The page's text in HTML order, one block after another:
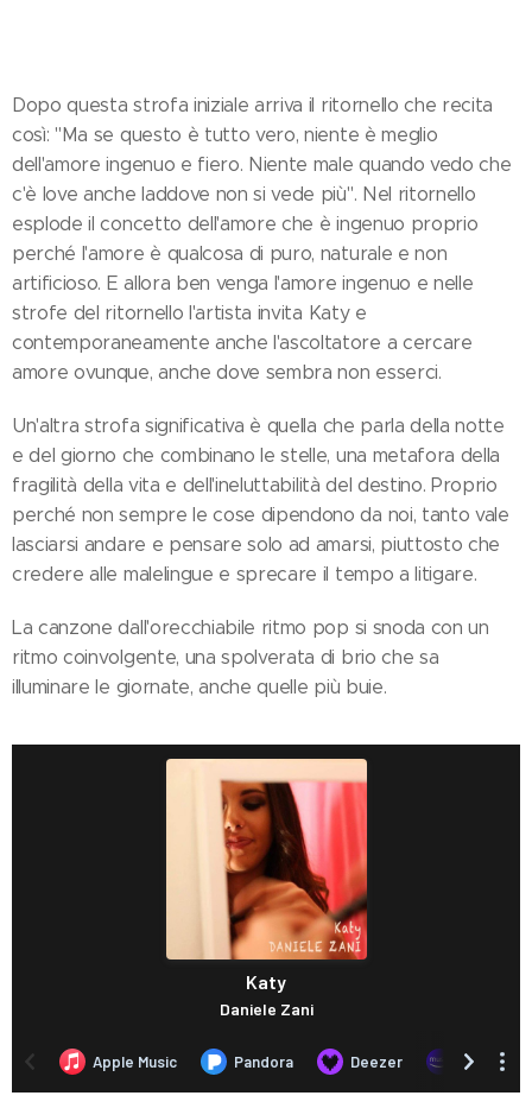
Dopo questa strofa iniziale arriva il ritornello che recita
così: "Ma se questo è tutto vero, niente è meglio
dell'amore ingenuo e fiero. Niente male quando vedo che
c'è love anche laddove non si vede più". Nel ritornello
esplode il concetto dell'amore che è ingenuo proprio
perché l'amore è qualcosa di puro, naturale e non
artificioso. E allora ben venga l'amore ingenuo e nelle
strofe del ritornello l'artista invita Katy e
contemporaneamente anche l'ascoltatore a cercare
amore ovunque, anche dove sembra non esserci.
Un'altra strofa significativa è quella che parla della notte
e del giorno che combinano le stelle, una metafora della
fragilità della vita e dell'ineluttabilità del destino. Proprio
perché non sempre le cose dipendono da noi, tanto vale
lasciarsi andare e pensare solo ad amarsi, piuttosto che
credere alle malelingue e sprecare il tempo a litigare.
La canzone dall'orecchiabile ritmo pop si snoda con un
ritmo coinvolgente, una spolverata di brio che sa
illuminare le giornate, anche quelle più buie.